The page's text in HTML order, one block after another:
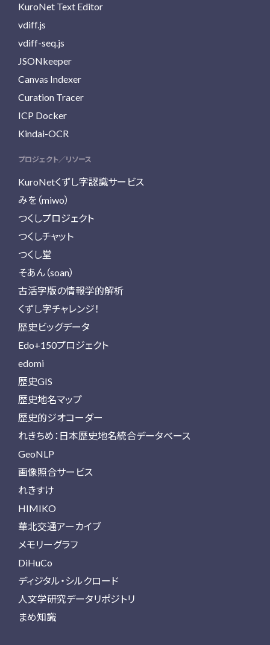
KuroNet Text Editor
vdiff.js
vdiff-seq.js
JSONkeeper
Canvas Indexer
Curation Tracer
ICP Docker
Kindai-OCR
プロジェクト／リソース
KuroNetくずし字認識サービス
みを（miwo）
つくしプロジェクト
つくしチャット
つくし堂
そあん（soan）
古活字版の情報学的解析
くずし字チャレンジ！
歴史ビッグデータ
Edo+150プロジェクト
edomi
歴史GIS
歴史地名マップ
歴史的ジオコーダー
れきちめ：日本歴史地名統合データベース
GeoNLP
画像照合サービス
れきすけ
HIMIKO
華北交通アーカイブ
メモリーグラフ
DiHuCo
ディジタル・シルクロード
人文学研究データリポジトリ
まめ知識